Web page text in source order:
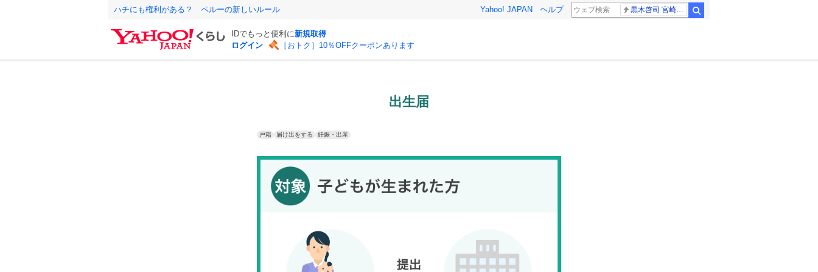
ハチにも権利がある？ ペルーの新しいルール Yahoo! JAPAN ヘルプ
IDでもっと便利に新規取得
ログイン
［おトク］10％OFFクーポンあります
出生届
戸籍 届け出をする 妊娠・出産